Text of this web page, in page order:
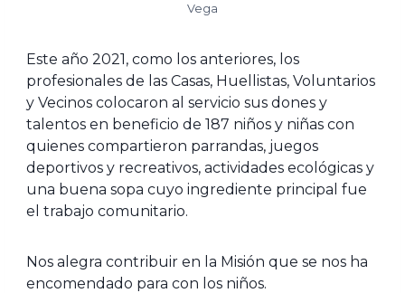
Vega
Este año 2021, como los anteriores, los
profesionales de las Casas, Huellistas, Voluntarios
y Vecinos colocaron al servicio sus dones y
talentos en beneficio de 187 niños y niñas con
quienes compartieron parrandas, juegos
deportivos y recreativos, actividades ecológicas y
una buena sopa cuyo ingrediente principal fue
el trabajo comunitario.
Nos alegra contribuir en la Misión que se nos ha
encomendado para con los niños.